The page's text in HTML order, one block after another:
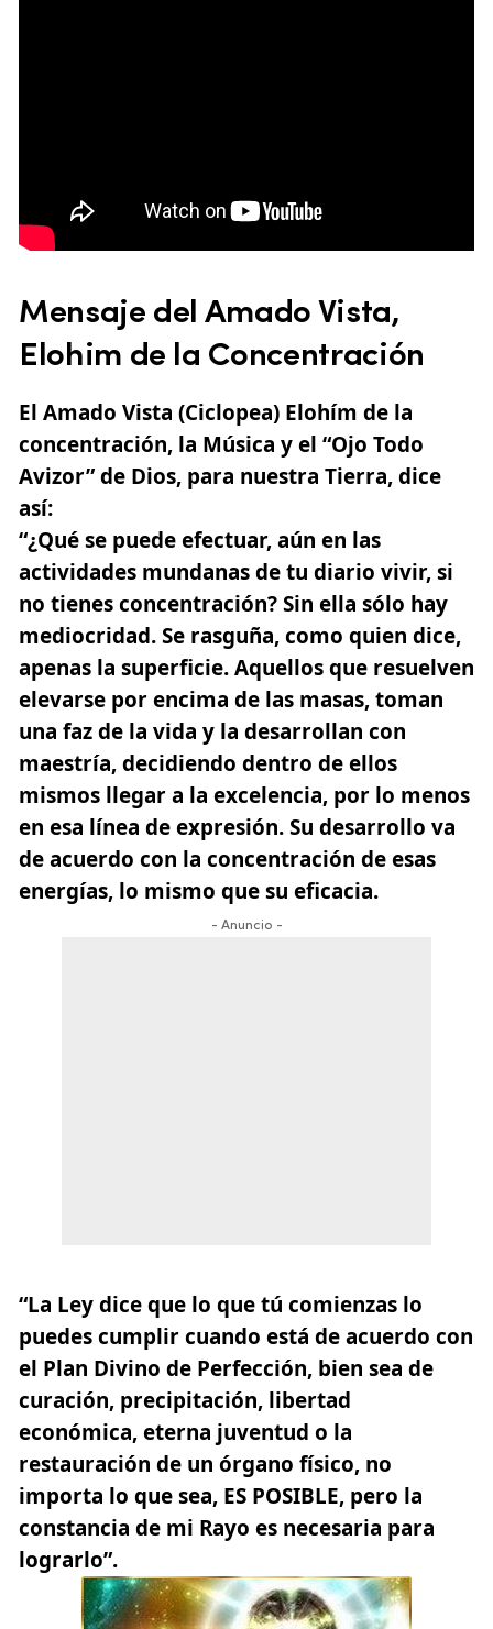
Mensaje del Amado Vista,
Elohim de la Concentración
El Amado Vista (Ciclopea) Elohím de la
concentración, la Música y el “Ojo Todo
Avizor” de Dios, para nuestra Tierra, dice
así:
“¿Qué se puede efectuar, aún en las
actividades mundanas de tu diario vivir, si
no tienes concentración? Sin ella sólo hay
mediocridad. Se rasguña, como quien dice,
apenas la superficie. Aquellos que resuelven
elevarse por encima de las masas, toman
una faz de la vida y la desarrollan con
maestría, decidiendo dentro de ellos
mismos llegar a la excelencia, por lo menos
en esa línea de expresión. Su desarrollo va
de acuerdo con la concentración de esas
energías, lo mismo que su eficacia.
- Anuncio -
“La Ley dice que lo que tú comienzas lo
puedes cumplir cuando está de acuerdo con
el Plan Divino de Perfección, bien sea de
curación, precipitación, libertad
económica, eterna juventud o la
restauración de un órgano físico, no
importa lo que sea, ES POSIBLE, pero la
constancia de mi Rayo es necesaria para
lograrlo”.